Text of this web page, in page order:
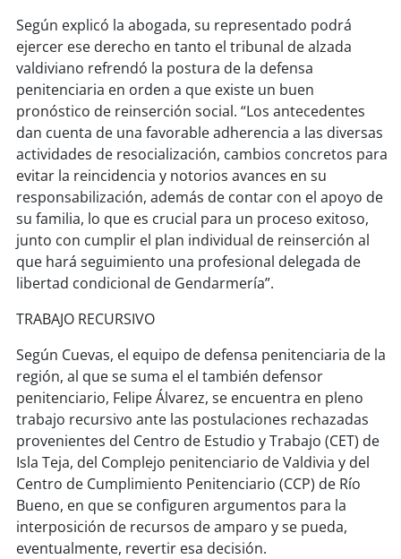
soychillán
soysancarlos
soytalcahuano
soyconcepción
soycoronel
soyarauco
soytemuco
soy osorno
soy puertomontt
soychiloé
Según explicó la abogada, su representado podrá
ejercer ese derecho en tanto el tribunal de alzada
valdiviano refrendó la postura de la defensa
penitenciaria en orden a que existe un buen
pronóstico de reinserción social. “Los antecedentes
dan cuenta de una favorable adherencia a las diversas
actividades de resocialización, cambios concretos para
evitar la reincidencia y notorios avances en su
responsabilización, además de contar con el apoyo de
su familia, lo que es crucial para un proceso exitoso,
junto con cumplir el plan individual de reinserción al
que hará seguimiento una profesional delegada de
libertad condicional de Gendarmería”.
TRABAJO RECURSIVO
Según Cuevas, el equipo de defensa penitenciaria de la
región, al que se suma el el también defensor
penitenciario, Felipe Álvarez, se encuentra en pleno
trabajo recursivo ante las postulaciones rechazadas
provenientes del Centro de Estudio y Trabajo (CET) de
Isla Teja, del Complejo penitenciario de Valdivia y del
Centro de Cumplimiento Penitenciario (CCP) de Río
Bueno, en que se configuren argumentos para la
interposición de recursos de amparo y se pueda,
eventualmente, revertir esa decisión.